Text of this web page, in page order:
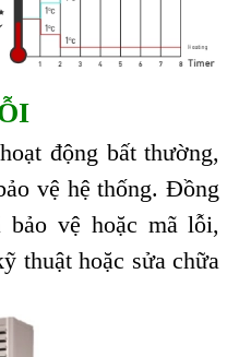
động bất thường,
vệ hệ thống. Đồng
vệ hoặc mã lỗi,
thuật hoặc sửa chữa